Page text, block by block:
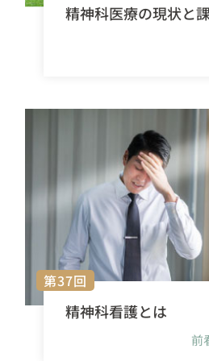
精神科医療の現状と
第37回
精神科看護とは
前